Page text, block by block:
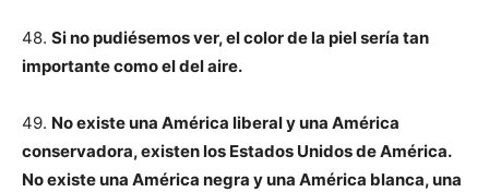
48. Si no pudiésemos ver, el color de la piel sería tan
importante como el del aire.
49. No existe una América liberal y una América
conservadora, existen los Estados Unidos de América.
No existe una América negra y una América blanca, una